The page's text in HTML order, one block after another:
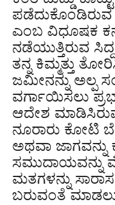
ಎಂಬ ವಿಧೂಷಕ
ನಡೆಯುತ್ತಿರುವ
ತನ್ನ ಕಿಮ್ಮತ್ತು
ಜಮೀನನ್ನು ಅಲ್ಪ
ವರ್ಗಾಯಿಸಲು
ಆದೇಶ
ನೂರಾರು ಕೋಟಿ
ಅಥವಾ ಜಾಗವನ್ನು
ಸಮುದಾಯವನ್ನು
ಮತಗಳನ್ನು
ಬರುವಂತೆ